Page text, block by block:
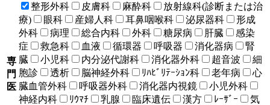
専
門
医
整形外科 皮膚科 麻酔科
放射線科(診断または治
療)
眼科 産婦人科 耳鼻咽喉科 泌尿器科
形成
外科
病理 総合内科 外科 糖尿病 肝臓
感染
症
救急科 血液 循環器 呼吸器 消化器病
腎
臓
小児科 内分泌代謝科 消化器外科 超音波
細
胞診
透析 脳神経外科 ﾘﾊﾋﾞﾘﾃｰｼｮﾝ科 老年病
心
臓血管外科
呼吸器外科 消化器内視鏡
小児外科
神経内科
ﾘｳﾏﾁ 乳腺 臨床遺伝 漢方 ﾚｰｻﾞｰ
気